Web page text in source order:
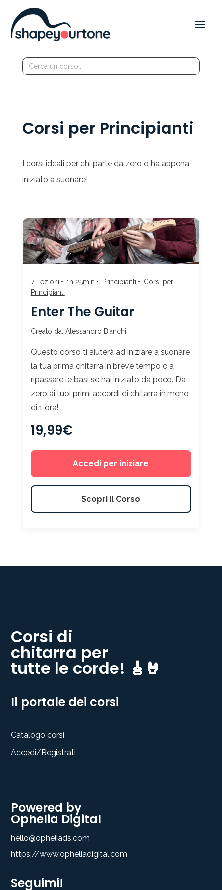
Search
for:
Corsi per Principianti
I corsi ideali per chi parte da zero o ha appena
iniziato a suonare!
7 Lezioni 1h 25min Principianti
Corsi per
Principianti
Enter The Guitar
Creato da: Alessandro Bianchi
Questo corso ti aiuterà ad iniziare a suonare
la tua prima chitarra in breve tempo o a
ripassare le basi se hai iniziato da poco. Da
zero ai tuoi primi accordi di chitarra in meno
di 1 ora!
19,99€
Accedi per iniziare
Scopri il Corso
Corsi di
chitarra per
tutte le corde! 🎸🤘
Il portale dei corsi
Catalogo corsi
Accedi/Registrati
Powered by
Ophelia Digital
hello@opheliads.com
https://www.opheliadigital.com
Seguimi!